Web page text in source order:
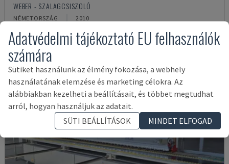
WEBER - SZALAGCSISZOLÓ
NÉMETORSZÁG 2010
38,750 €
Adatvédelmi tájékoztató EU felhasználók
számára
Sütiket használunk az élmény fokozása, a webhely
használatának elemzése és marketing célokra. Az
alábbiakban kezelheti a beállításait, és többet megtudhat
arról, hogyan használjuk az adatait.
SÜTI BEÁLLÍTÁSOK
MINDET ELFOGAD